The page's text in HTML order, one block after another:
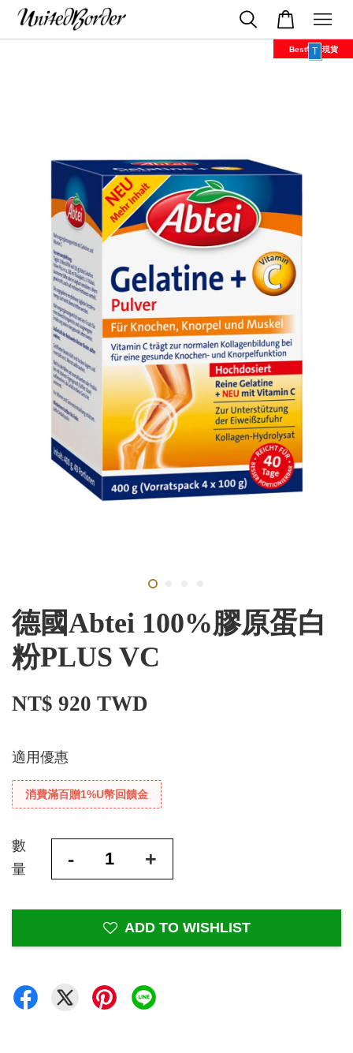
Best特選現貨
德國Abtei 100%膠原蛋白
粉PLUS VC
NT$ 920 TWD
適用優惠
消費滿百贈1%U幣回饋金
數
量
- +
ADD TO WISHLIST
T